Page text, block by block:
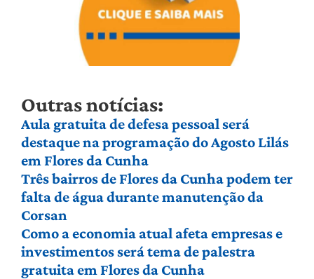
Outras notícias:
Aula gratuita de defesa pessoal será
destaque na programação do Agosto Lilás
em Flores da Cunha
Três bairros de Flores da Cunha podem ter
falta de água durante manutenção da
Corsan
Como a economia atual afeta empresas e
investimentos será tema de palestra
gratuita em Flores da Cunha